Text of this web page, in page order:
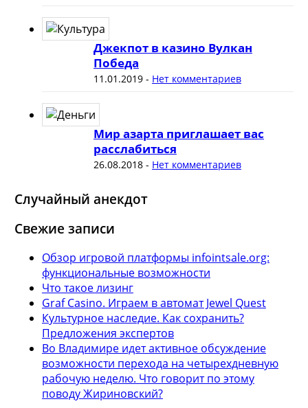
Джекпот в казино Вулкан
Победа
11.01.2019- Нет комментариев
Мир азарта приглашает вас
расслабиться
26.08.2018- Нет комментариев
Случайный анекдот
Свежие записи
Обзор игровой платформы infointsale.org:
функциональные возможности
Что такое лизинг
Graf Casino. Играем в автомат Jewel Quest
Культурное наследие. Как сохранить?
Предложения экспертов
Во Владимире идет активное обсуждение
возможности перехода на четырехдневную
рабочую неделю. Что говорит по этому
поводу Жириновский?